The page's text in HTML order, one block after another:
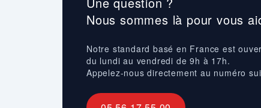
Nous sommes là pour vous
Notre standard basé en France est
du lundi au vendredi de 9h à 17h.
Appelez-nous directement au numéro